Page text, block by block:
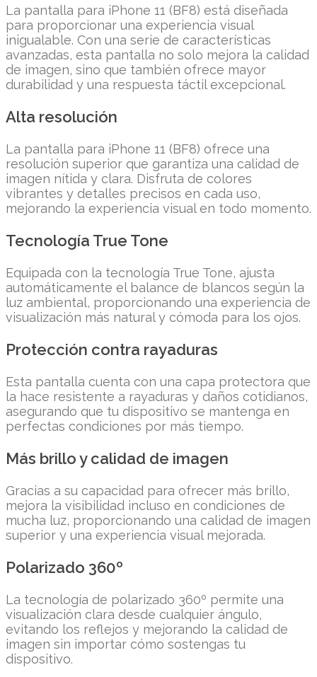
La pantalla para iPhone 11 (BF8) está diseñada
para proporcionar una experiencia visual
inigualable. Con una serie de características
avanzadas, esta pantalla no solo mejora la calidad
de imagen, sino que también ofrece mayor
durabilidad y una respuesta táctil excepcional.
Alta resolución
La pantalla para iPhone 11 (BF8) ofrece una
resolución superior que garantiza una calidad de
imagen nítida y clara. Disfruta de colores
vibrantes y detalles precisos en cada uso,
mejorando la experiencia visual en todo momento.
Tecnología True Tone
Equipada con la tecnología True Tone, ajusta
automáticamente el balance de blancos según la
luz ambiental, proporcionando una experiencia de
visualización más natural y cómoda para los ojos.
Protección contra rayaduras
Esta pantalla cuenta con una capa protectora que
la hace resistente a rayaduras y daños cotidianos,
asegurando que tu dispositivo se mantenga en
perfectas condiciones por más tiempo.
Más brillo y calidad de imagen
Gracias a su capacidad para ofrecer más brillo,
mejora la visibilidad incluso en condiciones de
mucha luz, proporcionando una calidad de imagen
superior y una experiencia visual mejorada.
Polarizado 360º
La tecnología de polarizado 360º permite una
visualización clara desde cualquier ángulo,
evitando los reflejos y mejorando la calidad de
imagen sin importar cómo sostengas tu
dispositivo.